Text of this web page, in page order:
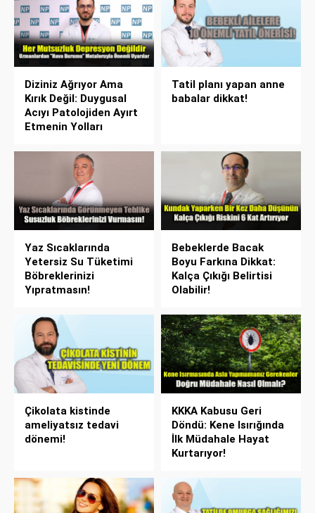
Diziniz Ağrıyor Ama
Kırık Değil: Duygusal
Acıyı Patolojiden Ayırt
Etmenin Yolları
Tatil planı yapan anne
babalar dikkat!
Yaz Sıcaklarında
Yetersiz Su Tüketimi
Böbreklerinizi
Yıpratmasın!
Bebeklerde Bacak
Boyu Farkına Dikkat:
Kalça Çıkığı Belirtisi
Olabilir!
Çikolata kistinde
ameliyatsız tedavi
dönemi!
KKKA Kabusu Geri
Döndü: Kene Isırığında
İlk Müdahale Hayat
Kurtarıyor!